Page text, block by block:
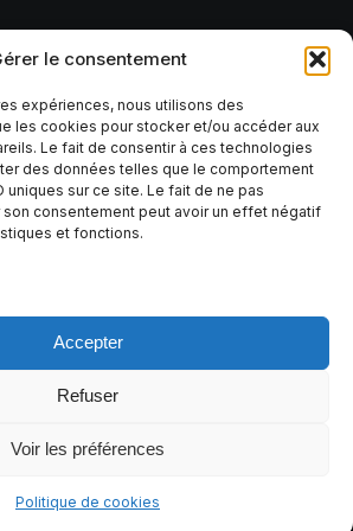
le consentement
expériences, nous utilisons des
les cookies pour stocker et/ou accéder aux
Le fait de consentir à ces technologies
des données telles que le comportement
uniques sur ce site. Le fait de ne pas
son consentement peut avoir un effet négatif
et fonctions.
Accepter
Refuser
Voir les préférences
Politique de cookies